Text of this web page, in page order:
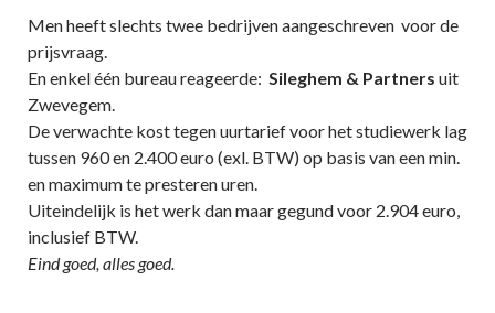
Men heeft slechts twee bedrijven aangeschreven voor de
prijsvraag.
En enkel één bureau reageerde: Sileghem & Partners uit
Zwevegem.
De verwachte kost tegen uurtarief voor het studiewerk lag
tussen 960 en 2.400 euro (exl. BTW) op basis van een min.
en maximum te presteren uren.
Uiteindelijk is het werk dan maar gegund voor 2.904 euro,
inclusief BTW.
Eind goed, alles goed.